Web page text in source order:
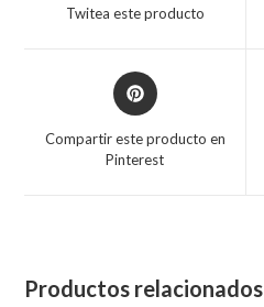
Twitea este producto
Opens
in
new
Compartir este producto en
Pinterest
Productos relacionados